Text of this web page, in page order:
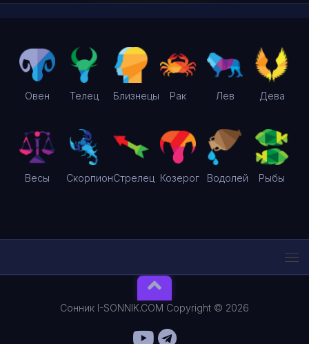
Овен Телец Близнецы Рак Лев Дева
Весы СкорпионСтрелец Козерог Водолей Рыбы
Сонник I-SONNIK.COM Copyright © 2026